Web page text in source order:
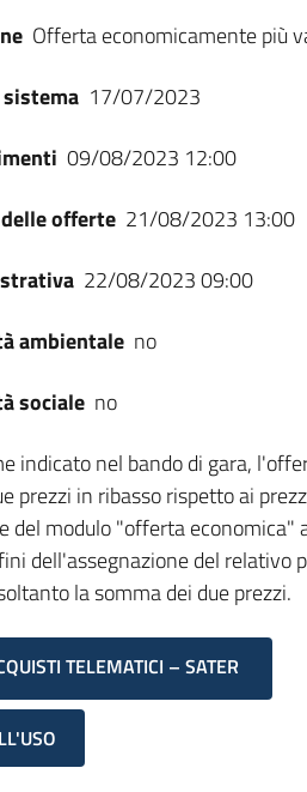
Offerta economicamente più
17/07/2023
09/08/2023 12:00
offerte 21/08/2023 13:00
22/08/2023 09:00
ambientale no
sociale no
indicato nel bando di gara,
prezzi in ribasso rispetto ai
del modulo "offerta economica"
dell'assegnazione del relativo
la somma dei due prezzi.
TELEMATICI – SATER